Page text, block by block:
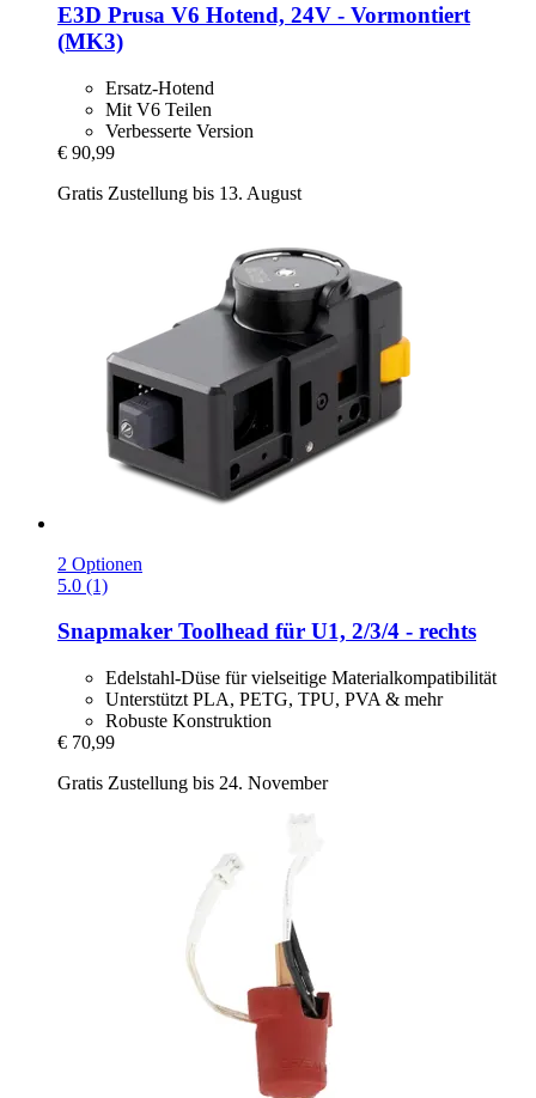
E3D Prusa V6 Hotend, 24V -​ Vormontiert
(MK3)
Ersatz-Hotend
Mit V6 Teilen
Verbesserte Version
€ 90,99
Gratis Zustellung bis 13. August
2 Optionen
5.0 (1)
Snapmaker Toolhead für U1, 2/3/4 -​ rechts
Edelstahl-Düse für vielseitige Materialkompatibilität
Unterstützt PLA, PETG, TPU, PVA & mehr
Robuste Konstruktion
€ 70,99
Gratis Zustellung bis 24. November